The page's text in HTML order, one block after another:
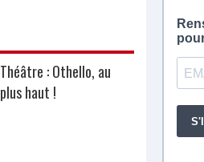
Théâtre : Othello, au
plus haut !